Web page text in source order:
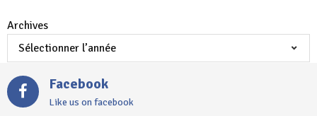
Archives
Facebook
Like us on facebook